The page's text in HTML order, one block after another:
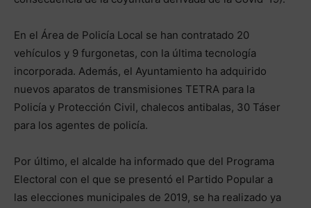
En el Área de Policía Local se han contratado 20
vehículos y 9 furgonetas, con la última tecnología
incorporada. Además, el Ayuntamiento ha adquirido
nuevos aparatos de transmisiones TETRA para la
Policía y Protección Civil, chalecos antibalas, 30 Táser
para los agentes de policía.
Por último, el alcalde ha informado que del Programa
Electoral con el que se presentó el Partido Popular a
las elecciones municipales de 2019, se ha realizado ya